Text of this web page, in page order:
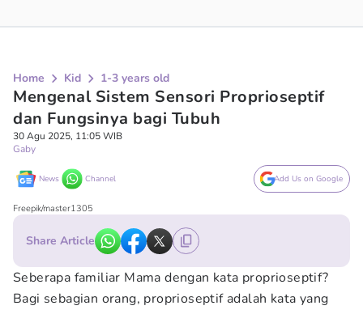
Home Kid 1-3 years old
Mengenal Sistem Sensori Proprioseptif
dan Fungsinya bagi Tubuh
30 Agu 2025, 11:05 WIB
Gaby
News Channel Add Us on Google
Freepik/master1305
Share Article
Seberapa familiar Mama dengan kata proprioseptif?
Bagi sebagian orang, proprioseptif adalah kata yang